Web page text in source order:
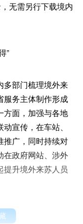
无需另行下载境内
”
多部门梳理境外来
服务主体制作形成
方面，加强与各地
宣传，在车站、
推广，同时持续对
在政府网站、涉外
升境外来苏人员